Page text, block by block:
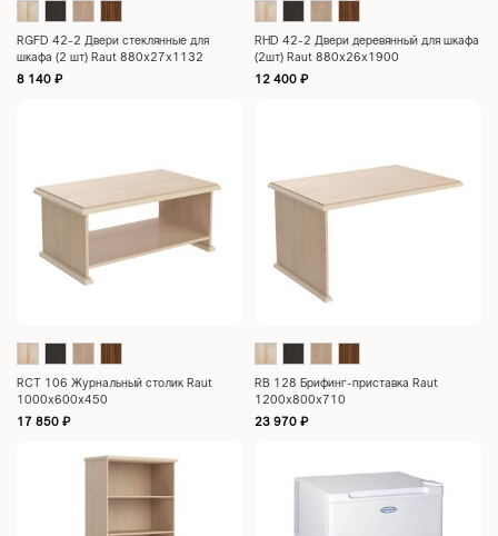
RGFD 42-2 Двери стеклянные для
шкафа (2 шт) Raut 880х27х1132
8 140 ₽
RHD 42-2 Двери деревянный для шкафа
(2шт) Raut 880х26х1900
12 400 ₽
RCT 106 Журнальный столик Raut
1000х600х450
17 850 ₽
RB 128 Брифинг-приставка Raut
1200х800х710
23 970 ₽